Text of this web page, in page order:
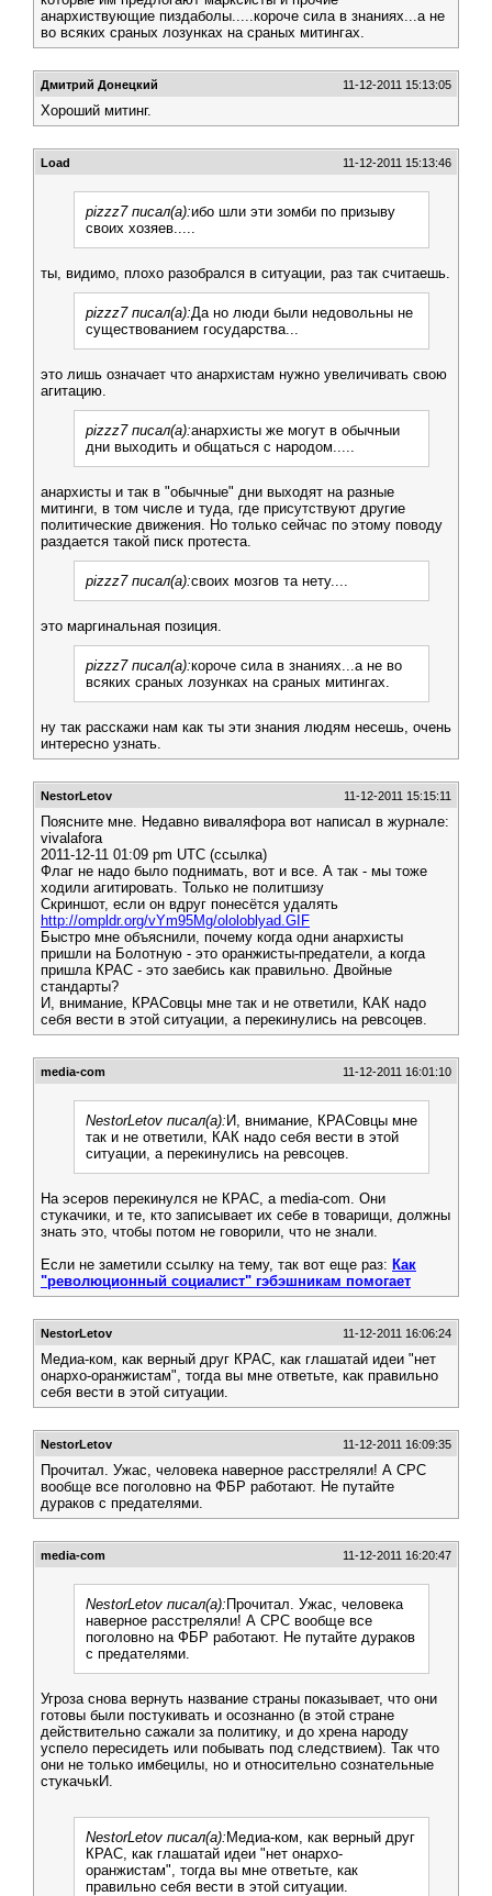
анархиствующие пиздаболы.....короче сила в знаниях...а не
во всяких сраных лозунках на сраных митингах.
Дмитрий Донецкий 11-12-2011 15:13:05
Хороший митинг.
Load 11-12-2011 15:13:46
pizzz7 писал(а):ибо шли эти зомби по призыву
своих хозяев.....
ты, видимо, плохо разобрался в ситуации, раз так считаешь.
pizzz7 писал(а):Да но люди были недовольны не
существованием государства...
это лишь означает что анархистам нужно увеличивать свою
агитацию.
pizzz7 писал(а):анархисты же могут в обычныи
дни выходить и общаться с народом.....
анархисты и так в "обычные" дни выходят на разные
митинги, в том числе и туда, где присутствуют другие
политические движения. Но только сейчас по этому поводу
раздается такой писк протеста.
pizzz7 писал(а):своих мозгов та нету....
это маргинальная позиция.
pizzz7 писал(а):короче сила в знаниях...а не во
всяких сраных лозунках на сраных митингах.
ну так расскажи нам как ты эти знания людям несешь, очень
интересно узнать.
NestorLetov 11-12-2011 15:15:11
Поясните мне. Недавно виваляфора вот написал в журнале:
vivalafora
2011-12-11 01:09 pm UTC (ссылка)
Флаг не надо было поднимать, вот и все. А так - мы тоже
ходили агитировать. Только не политшизу
Скриншот, если он вдруг понесётся удалять
http://ompldr.org/vYm95Mg/ololoblyad.GIF
Быстро мне объяснили, почему когда одни анархисты
пришли на Болотную - это оранжисты-предатели, а когда
пришла КРАС - это заебись как правильно. Двойные
стандарты?
И, внимание, КРАСовцы мне так и не ответили, КАК надо
себя вести в этой ситуации, а перекинулись на ревсоцев.
media-com 11-12-2011 16:01:10
NestorLetov писал(а): И, внимание, КРАСовцы мне
так и не ответили, КАК надо себя вести в этой
ситуации, а перекинулись на ревсоцев.
На эсеров перекинулся не КРАС, а media-com. Они
стукачики, и те, кто записывает их себе в товарищи, должны
знать это, чтобы потом не говорили, что не знали.
Если не заметили ссылку на тему, так вот еще раз: Как
"революционный социалист" гэбэшникам помогает
NestorLetov 11-12-2011 16:06:24
Медиа-ком, как верный друг КРАС, как глашатай идеи "нет
онархо-оранжистам", тогда вы мне ответьте, как правильно
себя вести в этой ситуации.
NestorLetov 11-12-2011 16:09:35
Прочитал. Ужас, человека наверное расстреляли! А СРС
вообще все поголовно на ФБР работают. Не путайте
дураков с предателями.
media-com 11-12-2011 16:20:47
NestorLetov писал(а): Прочитал. Ужас, человека
наверное расстреляли! А СРС вообще все
поголовно на ФБР работают. Не путайте дураков
с предателями.
Угроза снова вернуть название страны показывает, что они
готовы были постукивать и осознанно (в этой стране
действительно сажали за политику, и до хрена народу
успело пересидеть или побывать под следствием). Так что
они не только имбецилы, но и относительно сознательные
стукачькИ.
NestorLetov писал(а): Медиа-ком, как верный друг
КРАС, как глашатай идеи "нет онархо-
оранжистам", тогда вы мне ответьте, как
правильно себя вести в этой ситуации.